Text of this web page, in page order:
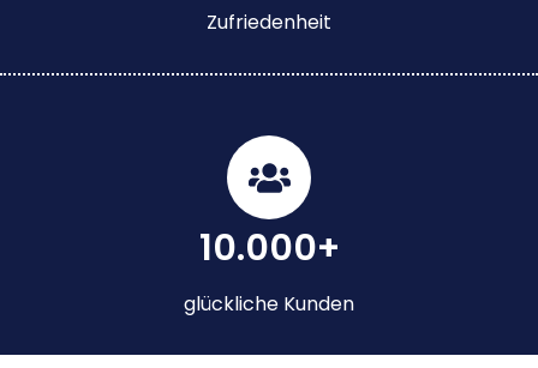
Zufriedenheit
10.000+
glückliche Kunden